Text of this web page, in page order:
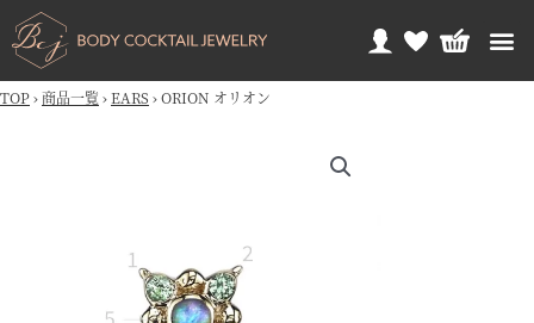
TOP›商品一覧 ›EARS ›ORION オリオン